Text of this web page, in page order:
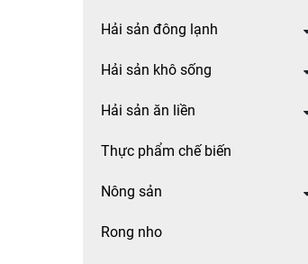
Hải sản đông lạnh
Hải sản khô sống
Hải sản ăn liền
Thực phẩm chế biến
Nông sản
Rong nho